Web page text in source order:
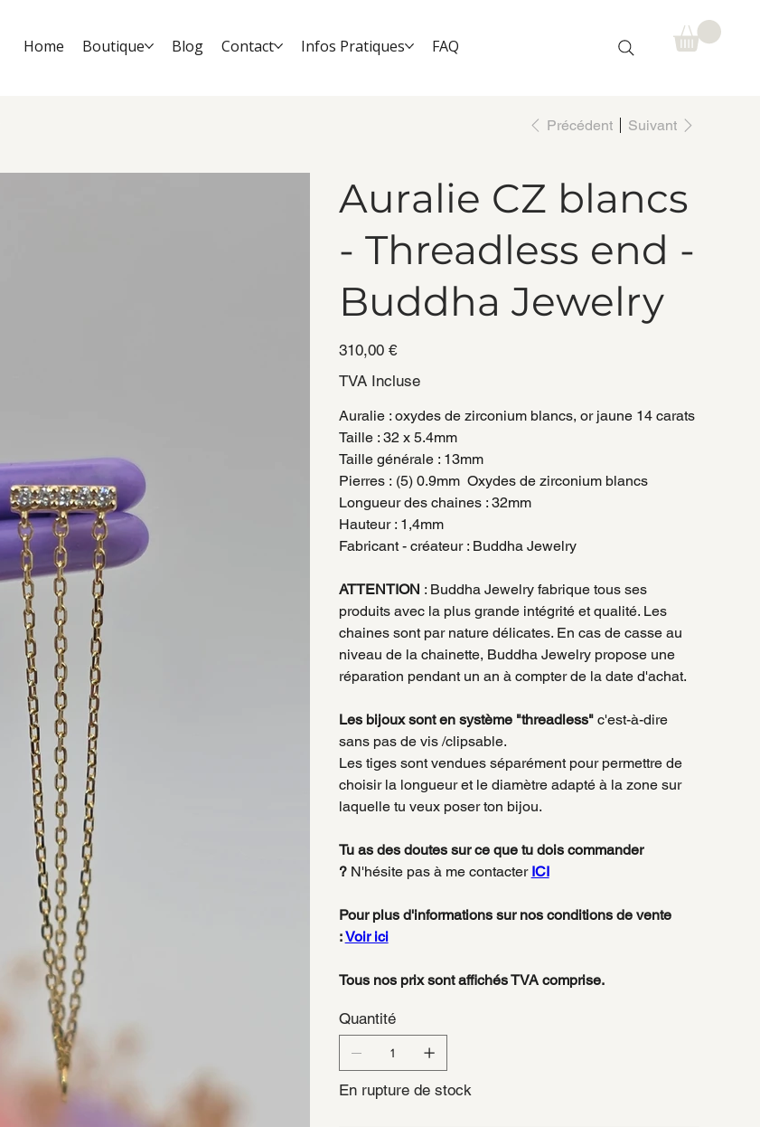
Home Boutique Blog Contact Infos Pratiques FAQ
Précédent Suivant
Auralie CZ blancs
- Threadless end -
Buddha Jewelry
310,00 €
TVA Incluse
Auralie : oxydes de zirconium blancs, or jaune 14 carats
Taille : 32 x 5.4mm
Taille générale : 13mm
Pierres : (5) 0.9mm Oxydes de zirconium blancs
Longueur des chaines : 32mm
Hauteur : 1,4mm
Fabricant - créateur : Buddha Jewelry
ATTENTION : Buddha Jewelry fabrique tous ses
produits avec la plus grande intégrité et qualité. Les
chaines sont par nature délicates. En cas de casse au
niveau de la chainette, Buddha Jewelry propose une
réparation pendant un an à compter de la date d'achat.
Les bijoux sont en système "threadless"c'est-à-dire
sans pas de vis /clipsable.
Les tiges sont vendues séparément pour permettre de
choisir la longueur et le diamètre adapté à la zone sur
laquelle tu veux poser ton bijou.
Tu as des doutes sur ce que tu dois commander
?N'hésite pas à me contacter ICI
Pour plus d'informations sur nos conditions de vente
:Voir ici
Tous nos prix sont affichés TVA comprise.
Quantité
En rupture de stock